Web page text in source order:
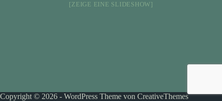
[ZEIGE EINE SLIDESHOW]
Copyright © 2026 - WordPress Theme von CreativeThemes